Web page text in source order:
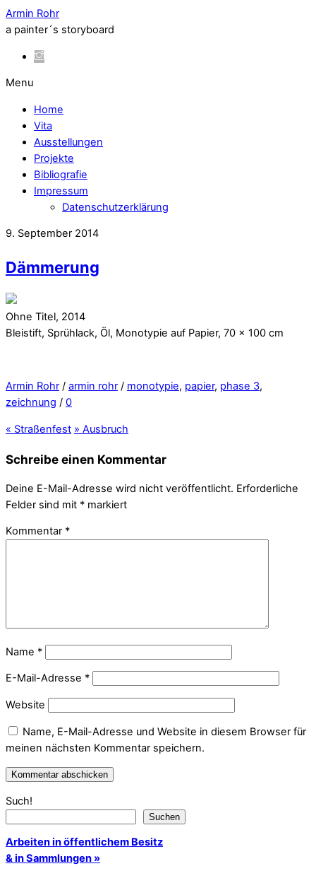
Armin Rohr
a painter´s storyboard
Menu
Home
Vita
Ausstellungen
Projekte
Bibliografie
Impressum
Datenschutzerklärung
9. September 2014
Dämmerung
Ohne Titel, 2014
Bleistift, Sprühlack, Öl, Monotypie auf Papier, 70 x 100 cm
Armin Rohr / armin rohr / monotypie, papier, phase 3,
zeichnung / 0
« Straßenfest » Ausbruch
Schreibe einen Kommentar
Deine E-Mail-Adresse wird nicht veröffentlicht. Erforderliche
Felder sind mit * markiert
Kommentar *
Name *
E-Mail-Adresse *
Website
Name, E-Mail-Adresse und Website in diesem Browser für
meinen nächsten Kommentar speichern.
Such!
Suchen
Arbeiten in öffentlichem Besitz
& in Sammlungen »